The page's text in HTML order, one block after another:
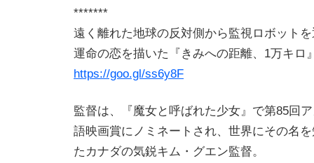
*******
遠く離れた地球の反対側から監視ロボット
運命の恋を描いた『きみへの距離、1万キロ
https://goo.gl/ss6y8F
監督は、『魔女と呼ばれた少女』で第85回
語映画賞にノミネートされ、世界にその名
たカナダの気鋭キム・グエン監督。